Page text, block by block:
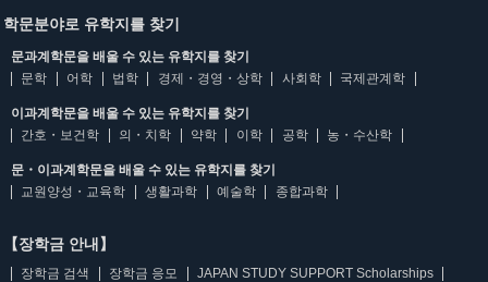
학문분야로 유학지를 찾기
문과계학문을 배울 수 있는 유학지를 찾기
문학
어학 법학 경제・경영・상학 사회학 국제관계학
이과계학문을 배울 수 있는 유학지를 찾기
간호・보건학
의・치학 약학 이학 공학 농・수산학
문・이과계학문을 배울 수 있는 유학지를 찾기
교원양성・교육학
생활과학 예술학 종합과학
【장학금 안내】
장학금 검색 장학금 응모 JAPAN STUDY SUPPORT Scholarships